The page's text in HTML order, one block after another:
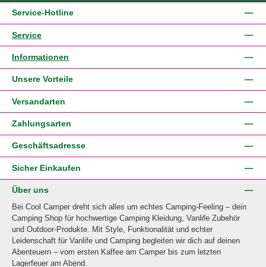
Service-Hotline
Service
Informationen
Unsere Vorteile
Versandarten
Zahlungsarten
Geschäftsadresse
Sicher Einkaufen
Über uns
Bei Cool Camper dreht sich alles um echtes Camping-Feeling – dein
Camping Shop für hochwertige Camping Kleidung, Vanlife Zubehör
und Outdoor-Produkte. Mit Style, Funktionalität und echter
Leidenschaft für Vanlife und Camping begleiten wir dich auf deinen
Abenteuern – vom ersten Kaffee am Camper bis zum letzten
Lagerfeuer am Abend.